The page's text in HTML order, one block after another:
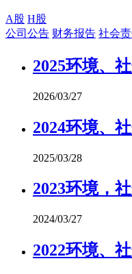
A股 H股
公司公告 财务报告 社会
2025环境、
2026/03/27
2024环境、
2025/03/28
2023环境，
2024/03/27
2022环境、